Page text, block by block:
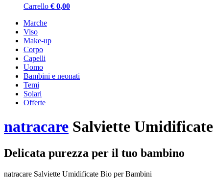
Carrello € 0,00
Marche
Viso
Make-up
Corpo
Capelli
Uomo
Bambini e neonati
Temi
Solari
Offerte
natracare Salviette
Delicata purezza per il tuo bambino
natracare Salviette Umidificate Bio per Bambini